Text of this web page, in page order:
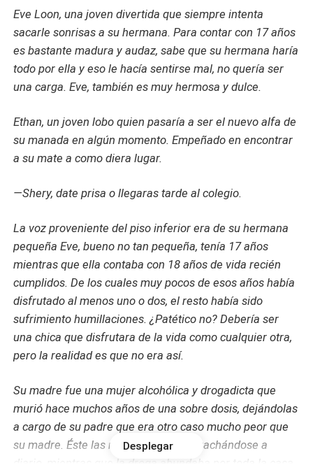
Eve Loon, una joven divertida que siempre intenta
sacarle sonrisas a su hermana. Para contar con 17 años
es bastante madura y audaz, sabe que su hermana haría
todo por ella y eso le hacía sentirse mal, no quería ser
una carga. Eve, también es muy hermosa y dulce.
Ethan, un joven lobo quien pasaría a ser el nuevo alfa de
su manada en algún momento. Empeñado en encontrar
a su mate a como diera lugar.
—Shery, date prisa o llegaras tarde al colegio.
La voz proveniente del piso inferior era de su hermana
pequeña Eve, bueno no tan pequeña, tenía 17 años
mientras que ella contaba con 18 años de vida recién
cumplidos. De los cuales muy pocos de esos años había
disfrutado al menos uno o dos, el resto había sido
sufrimiento humillaciones. ¿Patético no? Debería ser
una chica que disfrutara de la vida como cualquier otra,
pero la realidad es que no era así.
Su madre fue una mujer alcohólica y drogadicta que
murió hace muchos años de una sobre dosis, dejándolas
a cargo de su padre que era otro caso mucho peor que
su madre. Éste las maltrataba emborrachándose a
diario, mientras que la droga abundaba por toda la casa,
Desplegar